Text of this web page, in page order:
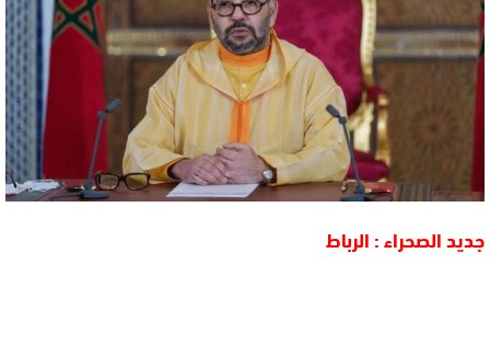
جديد الصحراء : الرباط